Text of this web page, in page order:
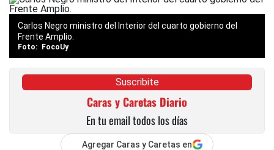
Carlos Negro ministro del Interior del cuarto gobierno del
Frente Amplio.
FocoUy
Suscribite
Caras y Caretas Diario
En tu email todos los días
Agregar Caras y Caretas en